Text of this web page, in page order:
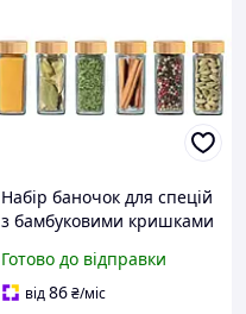
Набір баночок для спецій
з бамбуковими кришками
Готово до відправки
від86₴/міс